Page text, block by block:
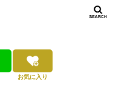
お気に入り